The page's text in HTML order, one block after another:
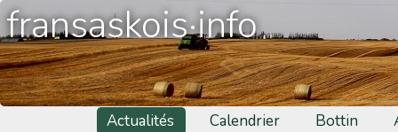
fransaskois·info
Actualités Calendrier Bottin